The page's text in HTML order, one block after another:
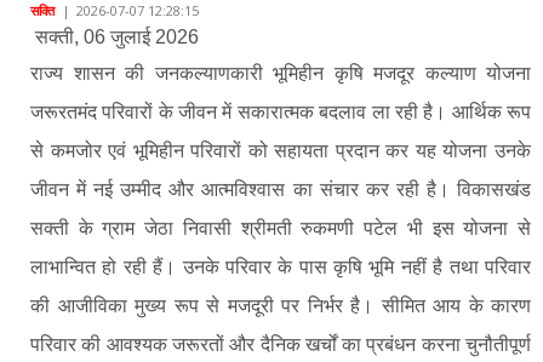
सक्ति| 2026-07-07 12:28:15
सक्ती, 06 जुलाई 2026
राज्य शासन की जनकल्याणकारी भूमिहीन कृषि मजदूर कल्याण योजना
जरूरतमंद परिवारों के जीवन में सकारात्मक बदलाव ला रही है। आर्थिक रूप
से कमजोर एवं भूमिहीन परिवारों को सहायता प्रदान कर यह योजना उनके
जीवन में नई उम्मीद और आत्मविश्वास का संचार कर रही है। विकासखंड
सक्ती के ग्राम जेठा निवासी श्रीमती रुकमणी पटेल भी इस योजना से
लाभान्वित हो रही हैं। उनके परिवार के पास कृषि भूमि नहीं है तथा परिवार
की आजीविका मुख्य रूप से मजदूरी पर निर्भर है। सीमित आय के कारण
परिवार की आवश्यक जरूरतों और दैनिक खर्चों का प्रबंधन करना चुनौतीपूर्ण